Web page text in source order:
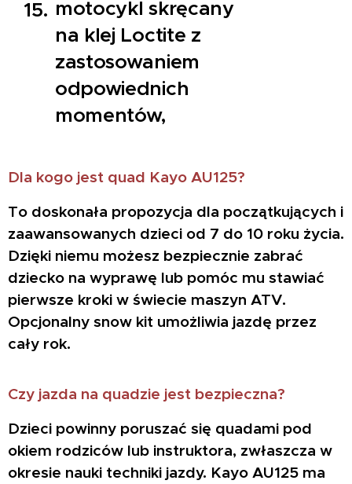
motocykl skręcany
na klej Loctite z
zastosowaniem
odpowiednich
momentów,
Dla kogo jest quad Kayo AU125?
To doskonała propozycja dla początkujących i
zaawansowanych dzieci od 7 do 10 roku życia.
Dzięki niemu możesz bezpiecznie zabrać
dziecko na wyprawę lub pomóc mu stawiać
pierwsze kroki w świecie maszyn ATV.
Opcjonalny snow kit umożliwia jazdę przez
cały rok.
Czy jazda na quadzie jest bezpieczna?
Dzieci powinny poruszać się quadami pod
okiem rodziców lub instruktora, zwłaszcza w
okresie nauki techniki jazdy. Kayo AU125 ma